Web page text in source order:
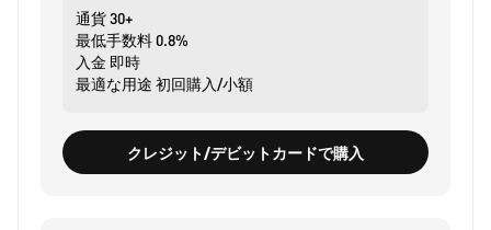
通貨30+
最低手数料0.8%
入金 即時
最適な用途 初回購入/小額
クレジット/デビットカードで購入